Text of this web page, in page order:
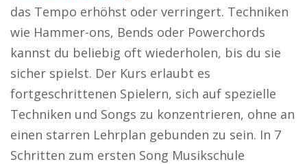
das Tempo erhöhst oder verringert. Techniken
wie Hammer-ons, Bends oder Powerchords
kannst du beliebig oft wiederholen, bis du sie
sicher spielst. Der Kurs erlaubt es
fortgeschrittenen Spielern, sich auf spezielle
Techniken und Songs zu konzentrieren, ohne an
einen starren Lehrplan gebunden zu sein. In 7
Schritten zum ersten Song Musikschule